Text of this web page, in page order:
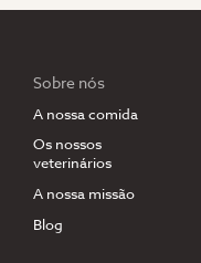
Sobre nós
A nossa comida
Os nossos
veterinários
A nossa missão
Blog